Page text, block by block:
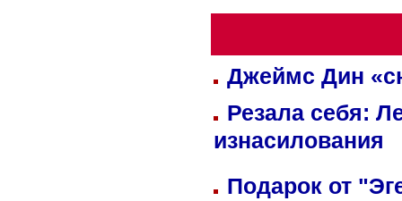
Джеймс Дин
Резала себя:
изнасилования
Подарок от